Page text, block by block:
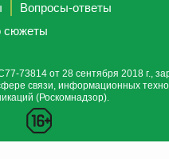
Вопросы-ответы
сюжеты
73814 от 28 сентября 2018 г.,
связи, информационных
(Роскомнадзор).